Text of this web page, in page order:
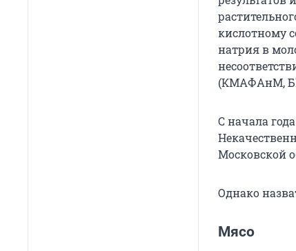
кислотному
натрия в
(КМАФАнМ,
С начала
Московской
Однако
Мясо